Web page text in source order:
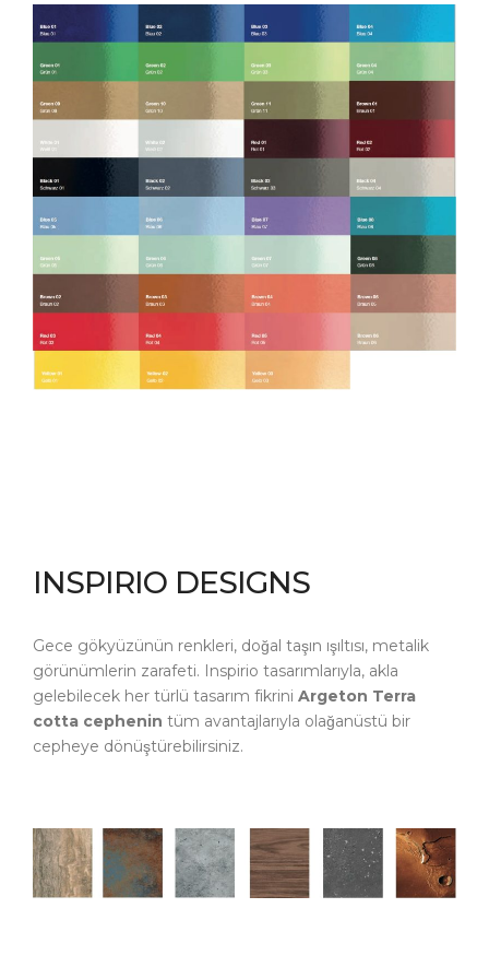
INSPIRIO DESIGNS
Gece gökyüzünün renkleri, doğal taşın ışıltısı, metalik
görünümlerin zarafeti. Inspirio tasarımlarıyla, akla
gelebilecek her türlü tasarım fikrini Argeton Terra
cotta cephenin tüm avantajlarıyla olağanüstü bir
cepheye dönüştürebilirsiniz.